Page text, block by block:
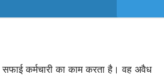
सफाई कर्मचारी का काम करता है। वह अवैध